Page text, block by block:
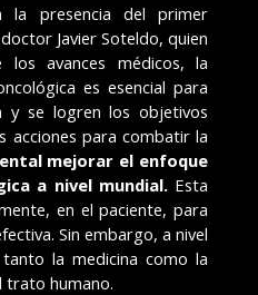
la presencia del primer
Javier Soteldo, quien
los avances médicos, la
es esencial para
y se logren los objetivos
acciones para combatir la
mejorar el enfoque
a nivel mundial. Esta
en el paciente, para
Sin embargo, a nivel
la medicina como la
trato humano.